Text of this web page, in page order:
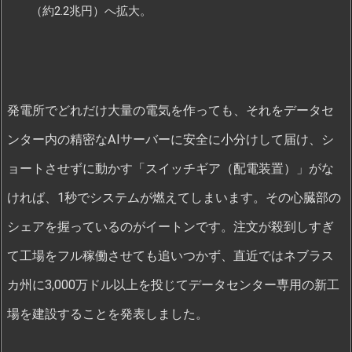
（約2.2兆円）へ拡大。
発電所でどれだけ大量の電気を作っても、それをデータセ
ンター内の精密なAIサーバーに安全に小分けして届け、シ
ョートさせずに動かす「スイッチギア（配電装置）」がな
ければ、1秒でシステムが燃えてしまいます。その心臓部の
シェアを握っているのがイートンです。注文が殺到しすぎ
て工場をフル稼働させても追いつかず、直近ではネブラス
カ州に3,000万ドル以上を投じてデータセンター専用の新工
場を建設することを発表しました。